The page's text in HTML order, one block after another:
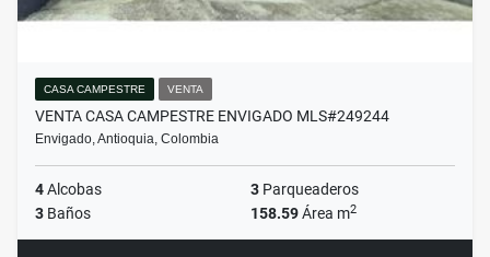
CASA CAMPESTRE VENTA
VENTA CASA CAMPESTRE ENVIGADO MLS#249244
Envigado, Antioquia, Colombia
4Alcobas 3 Parqueaderos
3 Baños 158.59Área m2